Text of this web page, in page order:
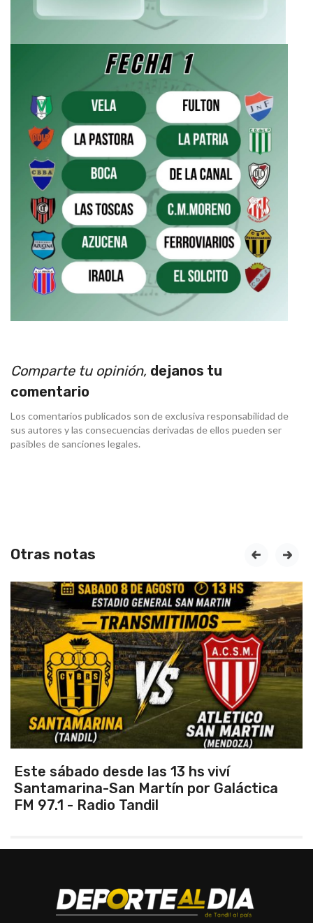
Comparte tu opinión, dejanos tu
comentario
Los comentarios publicados son de exclusiva responsabilidad de
sus autores y las consecuencias derivadas de ellos pueden ser
pasibles de sanciones legales.
Otras notas
Vuelve el torneo oficial de hockey
prev next